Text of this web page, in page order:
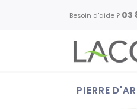
Besoin d'aide ? 03
PIERRE